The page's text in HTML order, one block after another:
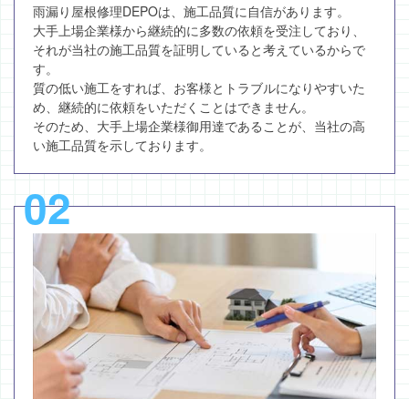
雨漏り屋根修理DEPOは、施工品質に自信があります。
大手上場企業様から継続的に多数の依頼を受注しており、
それが当社の施工品質を証明していると考えているからで
す。
質の低い施工をすれば、お客様とトラブルになりやすいた
め、継続的に依頼をいただくことはできません。
そのため、大手上場企業様御用達であることが、当社の高
い施工品質を示しております。
02